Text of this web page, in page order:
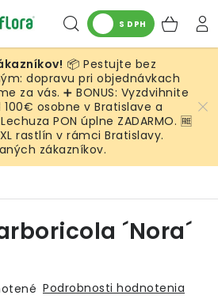
Hľadať
S DPH
📦 Pestujte bez
dopravu pri objednávkach
za vás. ➕ BONUS: Vyzdvihnite
osobne v Bratislave a
PON úplne ZADARMO. 🆓
rastlín v rámci Bratislavy.
zákazníkov.
´Nora´
Podrobnosti hodnotenia